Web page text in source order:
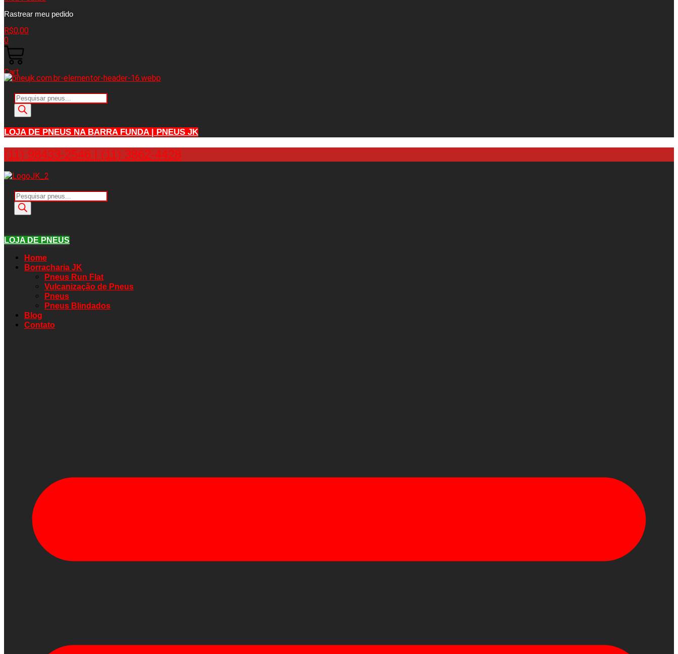
Rastrear meu pedido
R$0,00
0
Cart
Pesquisar
produtos
LOJA DE PNEUS NA BARRA FUNDA | PNEUS JK
(11) 98433-2546 | (11) 3862-4428
Pesquisar
produtos
LOJA DE PNEUS
Home
Borracharia JK
Pneus Run Flat
Vulcanização de Pneus
Pneus
Pneus Blindados
Blog
Contato